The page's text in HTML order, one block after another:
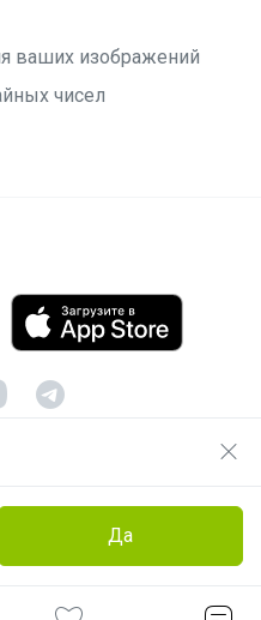
Да
ваших изображений
чисел
2012 -2026